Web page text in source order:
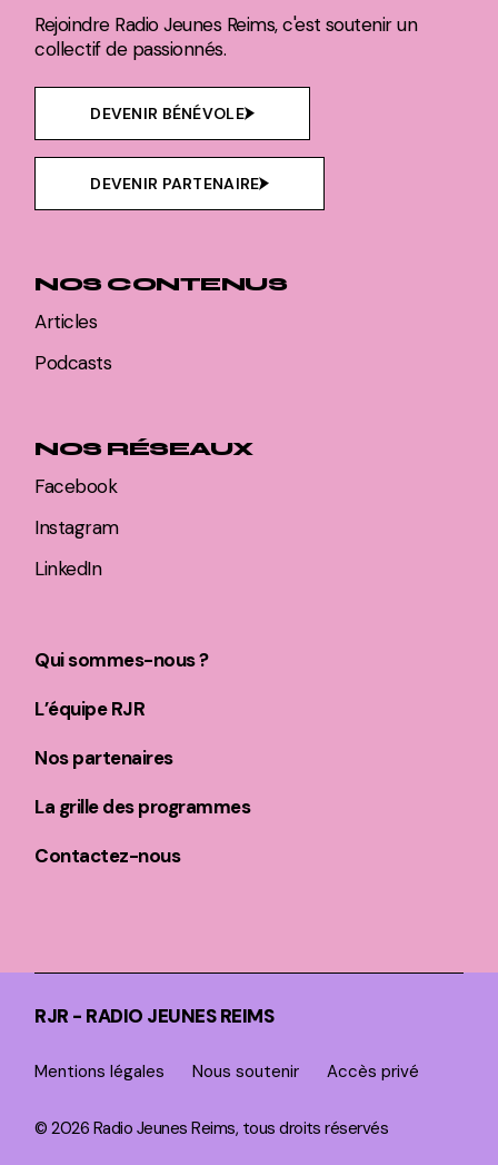
Rejoindre Radio Jeunes Reims, c'est soutenir un
collectif de passionnés.
DEVENIR BÉNÉVOLE
DEVENIR PARTENAIRE
NOS CONTENUS
Articles
Podcasts
NOS RÉSEAUX
Facebook
Instagram
LinkedIn
Qui sommes-nous ?
L’équipe RJR
Nos partenaires
La grille des programmes
Contactez-nous
RJR - RADIO JEUNES REIMS
Mentions légales Nous soutenir Accès privé
© 2026 Radio Jeunes Reims, tous droits réservés